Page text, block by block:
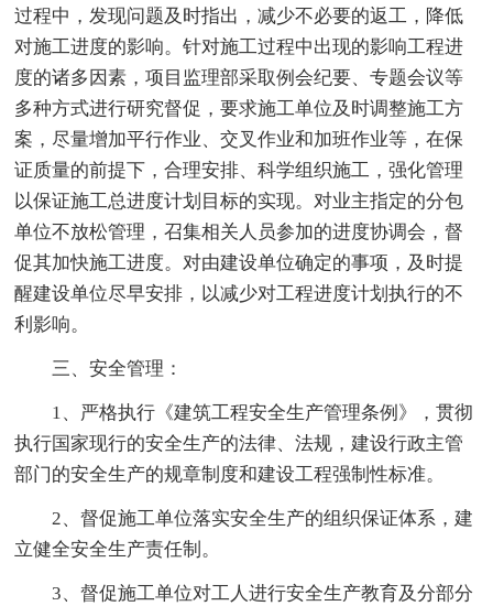
过程中，发现问题及时指出，减少不必要的返工，降低
对施工进度的影响。针对施工过程中出现的影响工程进
度的诸多因素，项目监理部采取例会纪要、专题会议等
多种方式进行研究督促，要求施工单位及时调整施工方
案，尽量增加平行作业、交叉作业和加班作业等，在保
证质量的前提下，合理安排、科学组织施工，强化管理
以保证施工总进度计划目标的实现。对业主指定的分包
单位不放松管理，召集相关人员参加的进度协调会，督
促其加快施工进度。对由建设单位确定的事项，及时提
醒建设单位尽早安排，以减少对工程进度计划执行的不
利影响。
三、安全管理：
1、严格执行《建筑工程安全生产管理条例》，贯彻
执行国家现行的安全生产的法律、法规，建设行政主管
部门的安全生产的规章制度和建设工程强制性标准。
2、督促施工单位落实安全生产的组织保证体系，建
立健全安全生产责任制。
3、督促施工单位对工人进行安全生产教育及分部分